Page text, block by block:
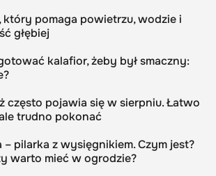
który pomaga powietrzu, wodzie i
głębiej
kalafior, żeby był smaczny:
często pojawia się w sierpniu. Łatwo
trudno pokonać
pilarka z wysięgnikiem. Czym jest?
warto mieć w ogrodzie?